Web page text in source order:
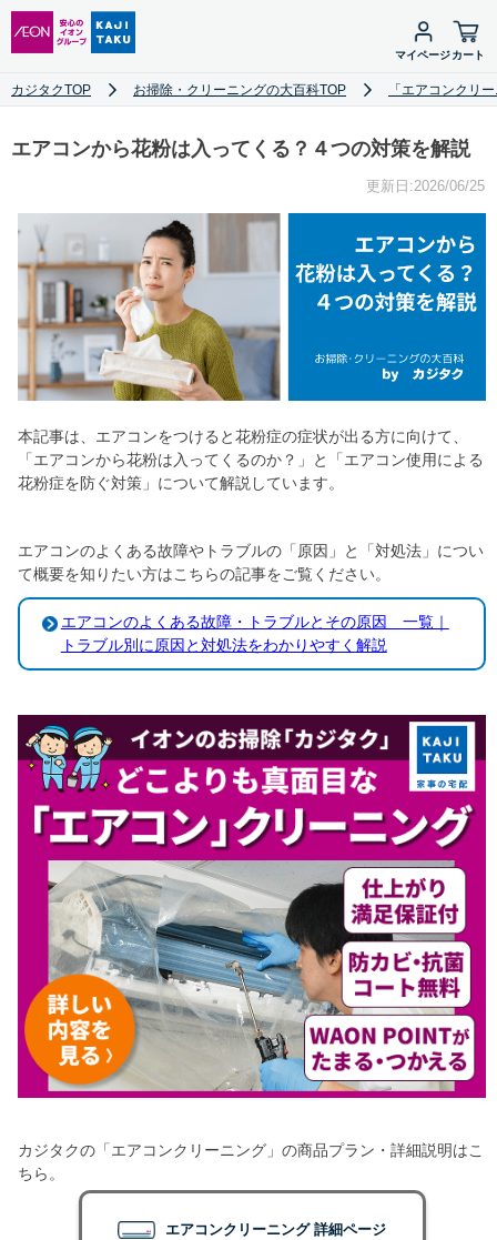
マイページカート
カジタクTOP お掃除・クリーニングの大百科TOP 「エアコンクリ
エアコンから花粉は入ってくる？４つの対策を解説
更新日:2026/06/25
本記事は、エアコンをつけると花粉症の症状が出る方に向けて、
「エアコンから花粉は入ってくるのか？」と「エアコン使用による
花粉症を防ぐ対策」について解説しています。
エアコンのよくある故障やトラブルの「原因」と「対処法」につい
て概要を知りたい方はこちらの記事をご覧ください。
エアコンのよくある故障・トラブルとその原因 一覧｜
トラブル別に原因と対処法をわかりやすく解説
カジタクの「エアコンクリーニング」の商品プラン・詳細説明はこ
ちら。
エアコンクリーニング 詳細ページ